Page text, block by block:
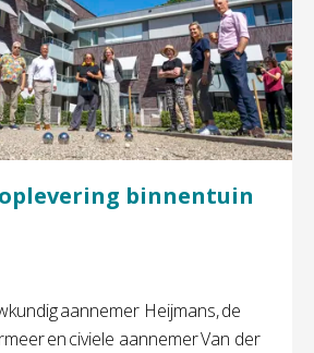
binnentuin
aannemer Heijmans, de
en civiele aannemer Van der